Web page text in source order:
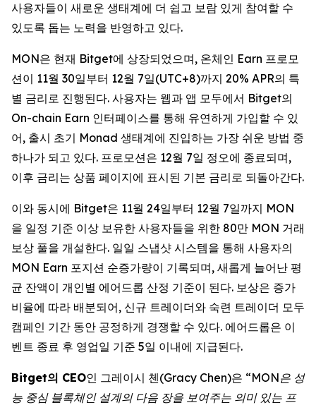
사용자들이 새로운 생태계에 더 쉽고 보람 있게 참여할 수
있도록 돕는 노력을 반영하고 있다.
MON은 현재 Bitget에 상장되었으며, 온체인 Earn 프로모
션이 11월 30일부터 12월 7일(UTC+8)까지 20% APR의 특
별 금리로 진행된다. 사용자는 웹과 앱 모두에서 Bitget의
On-chain Earn 인터페이스를 통해 유연하게 가입할 수 있
어, 출시 초기 Monad 생태계에 진입하는 가장 쉬운 방법 중
하나가 되고 있다. 프로모션은 12월 7일 정오에 종료되며,
이후 금리는 상품 페이지에 표시된 기본 금리로 되돌아간다.
이와 동시에 Bitget은 11월 24일부터 12월 7일까지 MON
을 일정 기준 이상 보유한 사용자들을 위한 80만 MON 거래
보상 풀을 개설한다. 일일 스냅샷 시스템을 통해 사용자의
MON Earn 포지션 순증가량이 기록되며, 새롭게 늘어난 평
균 잔액이 개인별 에어드롭 산정 기준이 된다. 보상은 증가
비율에 따라 배분되어, 신규 트레이더와 숙련 트레이더 모두
캠페인 기간 동안 공정하게 경쟁할 수 있다. 에어드롭은 이
벤트 종료 후 영업일 기준 5일 이내에 지급된다.
Bitget의 CEO인 그레이시 첸(Gracy Chen)은 “MON은 성
능 중심 블록체인 설계의 다음 장을 보여주는 의미 있는 프